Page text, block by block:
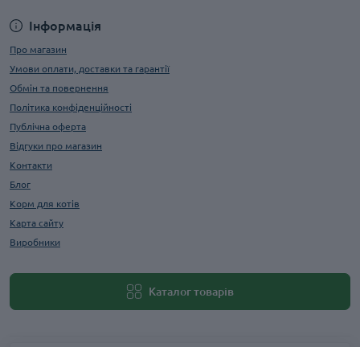
Інформація
Про магазин
Умови оплати, доставки та гарантії
Обмін та повернення
Політика конфіденційності
Публічна оферта
Відгуки про магазин
Контакти
Блог
Корм для котів
Карта сайту
Виробники
Каталог товарів